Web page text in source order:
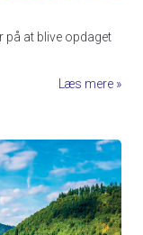
på at blive opdaget
Læs mere